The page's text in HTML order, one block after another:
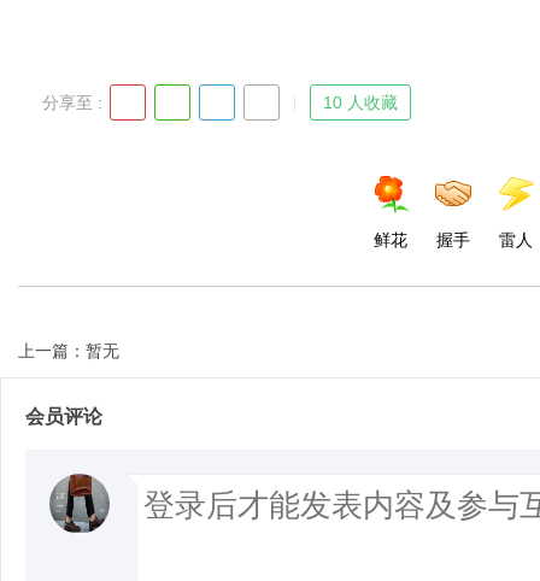
分享至 : 10 人收藏
鲜花 握手 雷人
上一篇：暂无
会员评论